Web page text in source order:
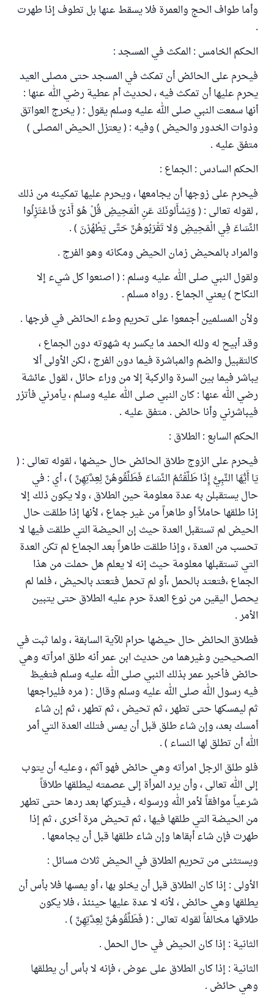
وأما طواف الحج والعمرة فلا يسقط عنها بل تطوف إذا طهرت
.
الحكم الخامس : المكث في المسجد :
فيحرم على الحائض أن تمكث في المسجد حتى مصلى العيد
يحرم عليها أن تمكث فيه ، لحديث أم عطية رضي الله عنها :
أنها سمعت النبي صلى الله عليه وسلم يقول : ( يخرج العواتق
وذوات الخدور والحيض ) وفيه : ( يعتزل الحيض المصلى )
متفق عليه .
الحكم السادس : الجماع :
فيحرم على زوجها أن يجامعها ، ويحرم عليها تمكينه من ذلك
, لقوله تعالى : ( وَيَسْأَلونَكَ عَنِ الْمَحِيضِ قُلْ هُوَ أَذىً فَاعْتَزِلُوا
النِّسَاءَ فِي الْمَحِيضِ وَلا تَقْرَبُوهُنَّ حَتَّى يَطْهُرْنَ ) .
والمراد بالمحيض زمان الحيض ومكانه وهو الفرج .
ولقول النبي صلى الله عليه وسلم : ( اصنعوا كل شيء إلا
النكاح ) يعني الجماع . رواه مسلم .
ولأن المسلمين أجمعوا على تحريم وطء الحائض في فرجها .
وقد أبيح له ولله الحمد ما يكسر به شهوته دون الجماع ،
كالتقبيل والضم والمباشرة فيما دون الفرج ، لكن الأولى ألا
يباشر فيما بين السرة والركبة إلا من وراء حائل ، لقول عائشة
رضي الله عنها : كان النبي صلى الله عليه وسلم ، يأمرني فأتزر
فيباشرني وأنا حائض . متفق عليه .
الحكم السابع : الطلاق :
فيحرم على الزوج طلاق الحائض حال حيضها ، لقوله تعالى : (
يَا أَيُّهَا النَّبِيُّ إِذَا طَلَّقْتُمُ النِّسَاءَ فَطَلِّقُوهُنَّ لِعِدَّتِهِنَّ ) ، أي : في
حال يستقبلن به عدة معلومة حين الطلاق ، ولا يكون ذلك إلا
إذا طلقها حاملاً أو طاهراً من غير جماع ، لأنها إذا طلقت حال
الحيض لم تستقبل العدة حيث إن الحيضة التي طلقت فيها لا
تحسب من العدة ، وإذا طلقت طاهراً بعد الجماع لم تكن العدة
التي تستقبلها معلومة حيث إنه لا يعلم هل حملت من هذا
الجماع ،فتعتد بالحمل ،أو لم تحمل فتعتد بالحيض ، فلما لم
يحصل اليقين من نوع العدة حرم عليه الطلاق حتى يتبين
الأمر .
فطلاق الحائض حال حيضها حرام للآية السابقة ، ولما ثبت في
الصحيحين وغيرهما من حديث ابن عمر أنه طلق امرأته وهي
حائض فأخبر عمر بذلك النبي صلى الله عليه وسلم فتغيظ
فيه رسول الله صلى الله عليه وسلم وقال : ( مره فليراجعها
ثم ليمسكها حتى تطهر ، ثم تحيض ، ثم تطهر ، ثم إن شاء
أمسك بعد، وإن شاء طلق قبل أن يمس فتلك العدة التي أمر
الله أن تطلق لها النساء ) .
فلو طلق الرجل امرأته وهي حائض فهو آثم ، وعليه أن يتوب
إلى الله تعالى ، وأن يرد المرأة إلى عصمته ليطلقها طلاقاً
شرعياً موافقاً لأمر الله ورسوله ، فيتركها بعد ردها حتى تطهر
من الحيضة التي طلقها فيها ، ثم تحيض مرة أخرى ، ثم إذا
طهرت فإن شاء أبقاها وإن شاء طلقها قبل أن يجامعها .
ويستثنى من تحريم الطلاق في الحيض ثلاث مسائل :
الأولى : إذا كان الطلاق قبل أن يخلو بها ، أو يمسها فلا بأس أن
يطلقها وهي حائض ، لأنه لا عدة عليها حينئذ ، فلا يكون
طلاقها مخالفاً لقوله تعالى : ( فَطَلِّقُوهُنَّ لِعِدَّتِهِنَّ ) .
الثانية : إذا كان الحيض في حال الحمل .
الثانية : إذا كان الطلاق على عوض ، فإنه لا بأس أن يطلقها
وهي حائض .